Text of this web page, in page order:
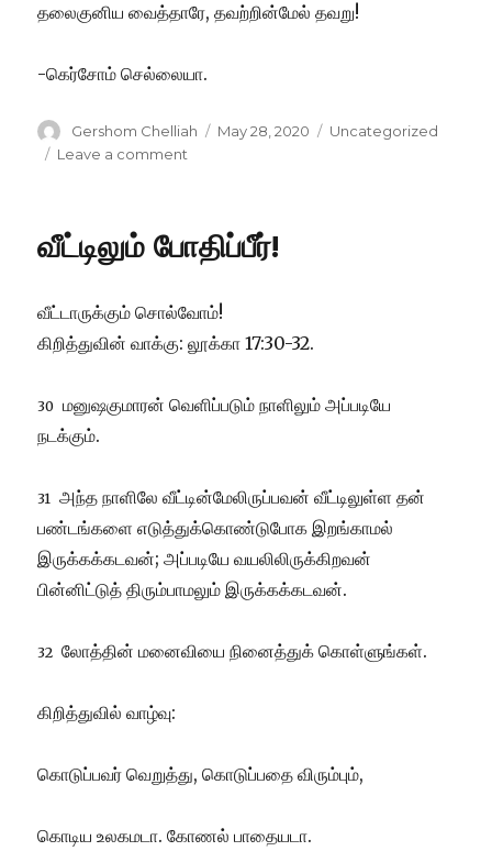
தலைகுனிய வைத்தாரே, தவற்றின்மேல் தவறு!
-கெர்சோம் செல்லையா.
Author
Gershom Chelliah
Posted
May 28, 2020 Categories
Uncategorized
Leave a comment
வீட்டிலும் போதிப்பீர்!
வீட்டாருக்கும் சொல்வோம்!
கிறித்துவின் வாக்கு: லூக்கா 17:30-32.
30 மனுஷகுமாரன் வெளிப்படும் நாளிலும் அப்படியே
நடக்கும்.
31 அந்த நாளிலே வீட்டின்மேலிருப்பவன் வீட்டிலுள்ள தன்
பண்டங்களை எடுத்துக்கொண்டுபோக இறங்காமல்
இருக்கக்கடவன்; அப்படியே வயலிலிருக்கிறவன்
பின்னிட்டுத் திரும்பாமலும் இருக்கக்கடவன்.
32 லோத்தின் மனைவியை நினைத்துக் கொள்ளுங்கள்.
கிறித்துவில் வாழ்வு:
கொடுப்பவர் வெறுத்து, கொடுப்பதை விரும்பும்,
கொடிய உலகமடா. கோணல் பாதையடா.